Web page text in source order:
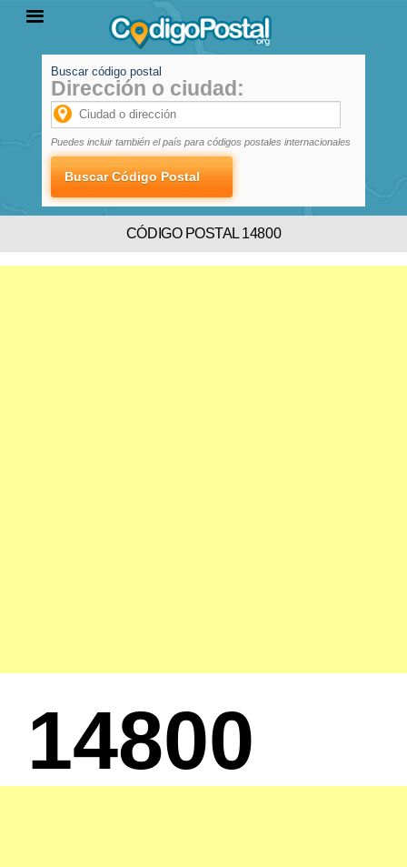
PROVINCIAS
LOCALIDADES
Buscar código postal
Dirección o ciudad:
Puedes incluir también el país para códigos postales internacionales
CÓDIGO POSTAL 14800
14800